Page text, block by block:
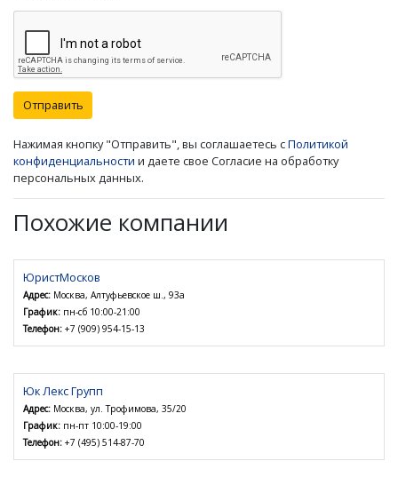
Отправить
Нажимая кнопку "Отправить", вы соглашаетесь сПолитикой
конфиденциальности и даете свое Согласие на обработку
персональных данных.
Похожие компании
ЮристМосков
Адрес: Москва, Алтуфьевское ш., 93а
График: пн-сб 10:00-21:00
Телефон: +7 (909) 954-15-13
Юк Лекс Групп
Адрес: Москва, ул. Трофимова, 35/20
График: пн-пт 10:00-19:00
Телефон: +7 (495) 514-87-70